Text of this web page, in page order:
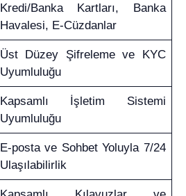
Kredi/Banka Kartları, Banka
Havalesi, E-Cüzdanlar
Üst Düzey Şifreleme ve KYC
Uyumluluğu
Kapsamlı İşletim Sistemi
Uyumluluğu
E-posta ve Sohbet Yoluyla 7/24
Ulaşılabilirlik